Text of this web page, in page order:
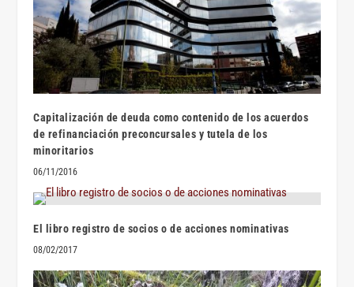
Capitalización de deuda como contenido de los acuerdos
de refinanciación preconcursales y tutela de los
minoritarios
06/11/2016
El libro registro de socios o de acciones nominativas
08/02/2017